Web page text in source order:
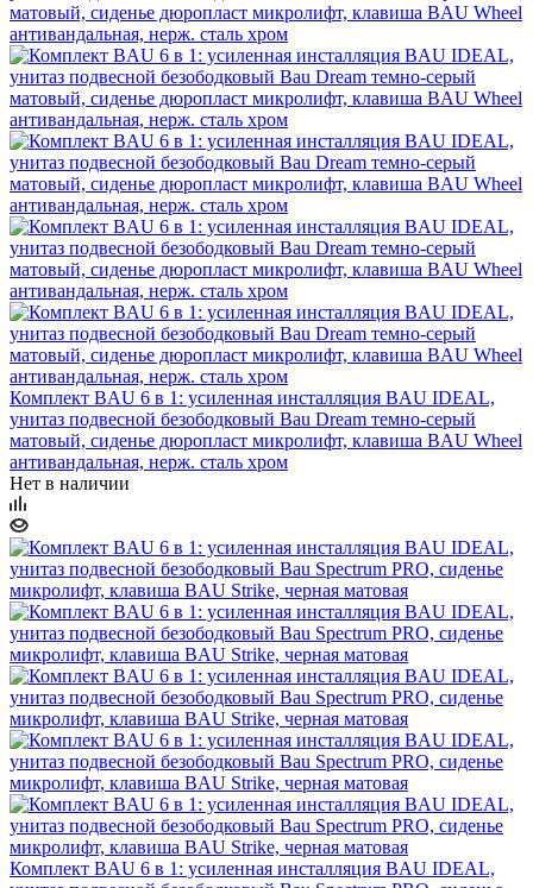
Комплект BAU 6 в 1: усиленная инсталляция BAU IDEAL,
унитаз подвесной безободковый Bau Dream темно-серый
матовый, сиденье дюропласт микролифт, клавиша BAU Wheel
антивандальная, нерж. сталь хром
Нет в наличии
Комплект BAU 6 в 1: усиленная инсталляция BAU IDEAL,